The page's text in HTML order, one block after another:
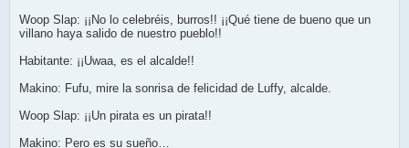
Woop Slap: ¡¡No lo celebréis, burros!! ¡¡Qué tiene de bueno que un
villano haya salido de nuestro pueblo!!
Habitante: ¡¡Uwaa, es el alcalde!!
Makino: Fufu, mire la sonrisa de felicidad de Luffy, alcalde.
Woop Slap: ¡¡Un pirata es un pirata!!
Makino: Pero es su sueño…